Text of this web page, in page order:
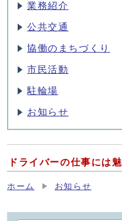
業務紹介
公共交通
協働のまちづくり
市民活動
駐輪場
お知らせ
ドライバーの仕事には
ホーム お知らせ